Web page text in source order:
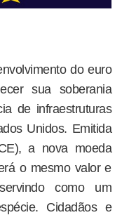
do euro
sua soberania
de infraestruturas
Unidos. Emitida
a nova moeda
o mesmo valor e
como um
Cidadãos e